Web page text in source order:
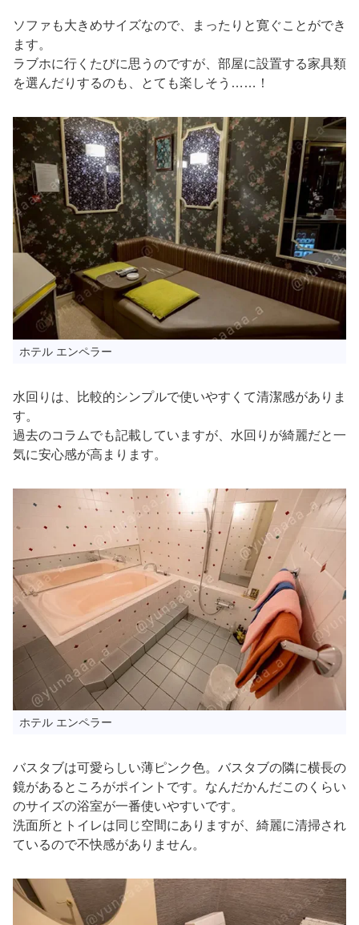
ソファも大きめサイズなので、まったりと寛ぐことができ
ます。
ラブホに行くたびに思うのですが、部屋に設置する家具類
を選んだりするのも、とても楽しそう……！
ホテル エンペラー
水回りは、比較的シンプルで使いやすくて清潔感がありま
す。
過去のコラムでも記載していますが、水回りが綺麗だと一
気に安心感が高まります。
ホテル エンペラー
バスタブは可愛らしい薄ピンク色。バスタブの隣に横長の
鏡があるところがポイントです。なんだかんだこのくらい
のサイズの浴室が一番使いやすいです。
洗面所とトイレは同じ空間にありますが、綺麗に清掃され
ているので不快感がありません。